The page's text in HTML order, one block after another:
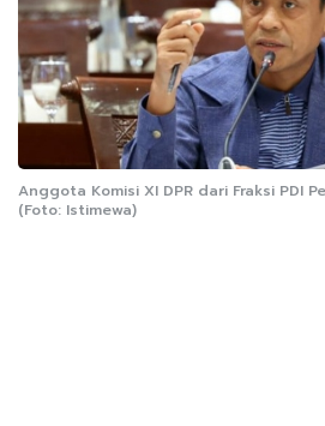
Anggota Komisi XI DPR dari Fraksi PDI
(Foto: Istimewa)